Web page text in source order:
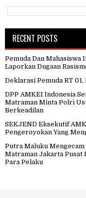
RECENT POSTS
Pemuda Dan Mahasiswa
Laporkan Dugaan
Deklarasi Pemuda RT
DPP AMKEI Indonesia
Matraman Minta Polri
Berkeadilan
SEKJEND Eksekutif
Pengeroyokan Yang
Putra Maluku
Matraman Jakarta Pusat
Para Pelaku